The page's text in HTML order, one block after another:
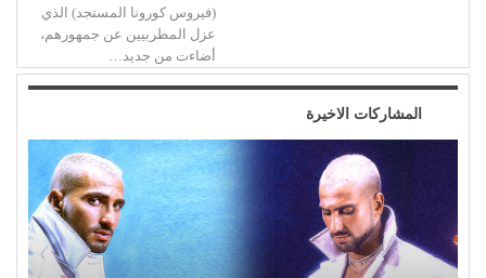
(فيروس كورونا المستجد) الذي
عزل المطربيين عن جمهورهم،
أضاءت من جديد…
المشاركات الاخيرة